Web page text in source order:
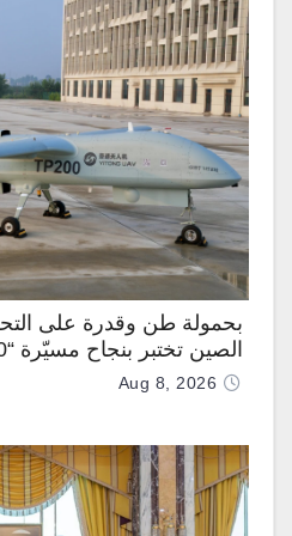
الصين تختبر بنجاح مسيّرة “TP200”
Aug 8, 2026